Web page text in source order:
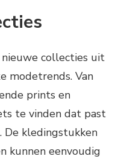
collecties uit
modetrends. Van
prints en
te vinden dat past
De kledingstukken
kunnen eenvoudig